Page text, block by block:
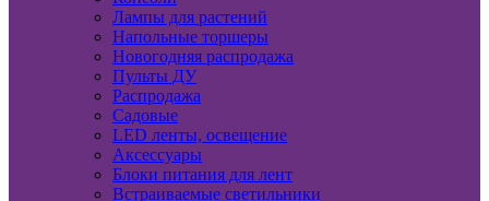
Лампы для растений
Напольные торшеры
Новогодняя распродажа
Пульты ДУ
Распродажа
Садовые
LED ленты, освещение
Аксессуары
Блоки питания для лент
Встраиваемые светильники